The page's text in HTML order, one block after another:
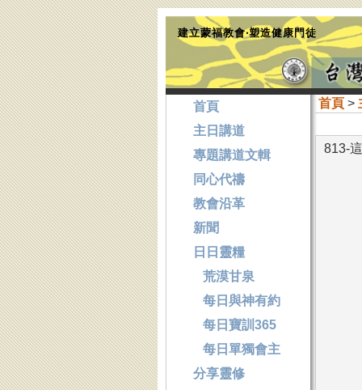
建立蒙福教會‧塑造健康門徒
首頁>
813-
首頁
主日講道
專題講道文輯
同心代禱
教會沿革
新聞
日日靈糧
荒漠甘泉
每日與神有約
每日寶訓365
每日單獨會主
分享靈修